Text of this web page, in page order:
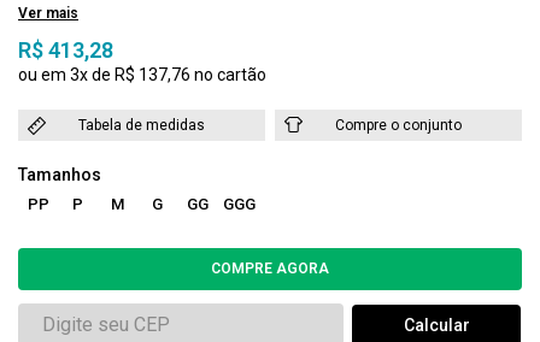
Ver mais
R$ 413,28
3x R$ 137,76
Tabela de medidas Compre o conjunto
PP P M G GG GGG